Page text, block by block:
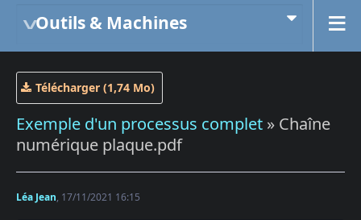
Outils & Machines
Télécharger (1,74 Mo)
Exemple d'un processus complet » Chaîne
numérique plaque.pdf
Léa Jean, 17/11/2021 16:15